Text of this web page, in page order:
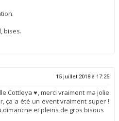
bises.
15 juillet 2018 à 17:25
Cottleya ♥, merci vraiment ma jolie
ça a été un event vraiment super !
dimanche et pleins de gros bisous